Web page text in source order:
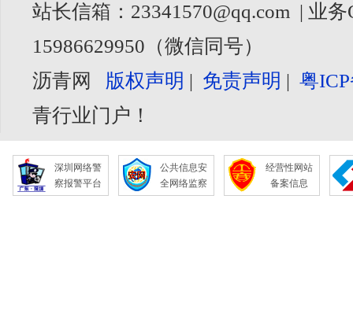
站长信箱：23341570@qq.com | 业
15986629950（微信同号）
沥青网 版权声明 | 免责声明 | 粤
青行业门户！
深圳网络警
察报警平台
公共信息安
全网络监察
经营性网站
备案信息